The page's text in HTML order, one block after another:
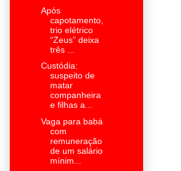
Após
capotamento,
trio elétrico
“Zeus” deixa
três ...
Custódia:
suspeito de
matar
companheira
e filhas a...
Vaga para babá
com
remuneração
de um salário
mínim...